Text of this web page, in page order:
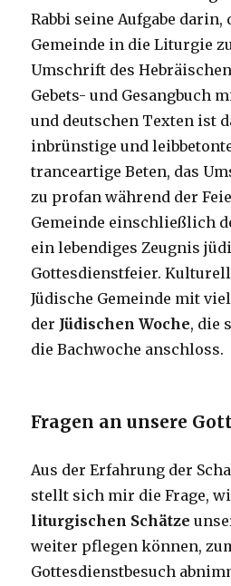
Rabbi seine Aufgabe
Gemeinde in die Liturgie
Umschrift des
Gebets- und Gesangbuch
und deutschen Texten ist
inbrünstige und
tranceartige Beten, das
zu profan während der
Gemeinde einschließlich
ein lebendiges Zeugnis
Gottesdienstfeier.
Jüdische Gemeinde mit
der Jüdischen Woche, die
die Bachwoche anschloss.
Fragen an unsere
Aus der Erfahrung der
stellt sich mir die Frage,
liturgischen Schätze
weiter pflegen können,
Gottesdienstbesuch